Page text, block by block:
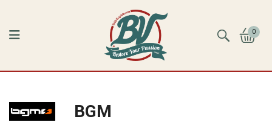
0
BGM